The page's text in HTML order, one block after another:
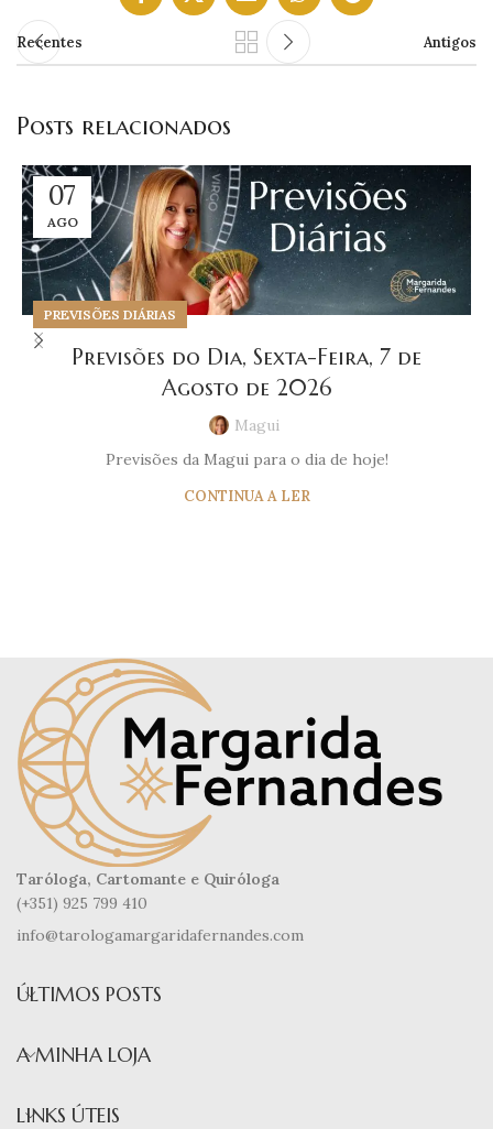
Recentes Antigos
Posts relacionados
07
AGO
PREVISÕES DIÁRIAS
Previsões do Dia, Sexta-Feira, 7 de
Agosto de 2026
Magui
Previsões da Magui para o dia de hoje!
CONTINUA A LER
Taróloga, Cartomante e Quiróloga
(+351) 925 799 410
info@tarologamargaridafernandes.com
ÚLTIMOS POSTS
A MINHA LOJA
LINKS ÚTEIS